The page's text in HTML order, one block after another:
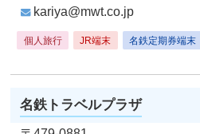
kariya@mwt.co.jp
個人旅行 JR端末 名鉄定期券端末
名鉄トラベルプラザ